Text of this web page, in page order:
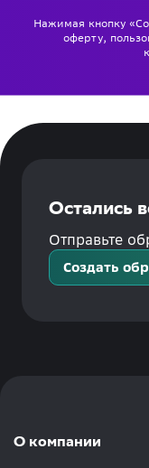
Нажимая кнопку
оферту,
Остались
Отправьте
Создать
О компании